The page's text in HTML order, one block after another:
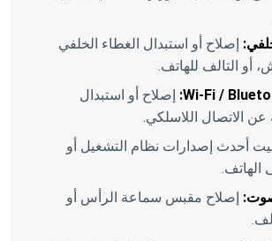
إصلاح أو استبدال الغطاء الخلفي
أو التالف للهاتف.
إصلاح أو استبدال
الاتصال اللاسلكي.
أحدث إصدارات نظام التشغيل أو
الهاتف.
إصلاح مقبس سماعة الرأس أو